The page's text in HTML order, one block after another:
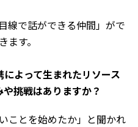
線で話ができる仲間」がで
す。
よって生まれたリソース
挑戦はありますか？
ことを始めたか」と聞かれ